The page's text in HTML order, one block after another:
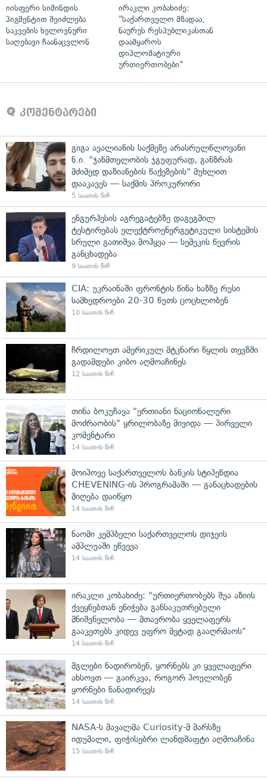
იისფერი სიმინდის
პიგმენტით შეიძლება
საკვების ხელოვნური
საღებავი ჩაანაცვლონ
ირაკლი კობახიძე:
"საქართველო მზადაა,
ნაურუს რესპუბლიკასთან
დაამყაროს
დიპლომატიური
ურთიერთობები"
კომენტარები
გიგა ავალიანის საქმეზე არასრულწლოვანი
ნ.ი. "ჯანმთელობის ჯგუფურად, განზრახ
მძიმედ დაზიანების წაქეზების" მუხლით
დააკავეს — საქმის პროკურორი
5 საათის წინ
ენგურჰესის აგრეგატებზე დაგეგმილ
ტესტირებას ელექტროენერგეტიკული სისტემის
სრული გათიშვა მოჰყვა — სემეკის წევრის
განცხადება
9 საათის წინ
CIA: უკრაინაში ფრონტის წინა ხაზზე რუსი
სამხედროები 20-30 წუთს ცოცხლობენ
10 საათის წინ
ჩრდილოეთ ამერიკულ მტკნარი წყლის თევზში
გადამდები კიბო აღმოაჩინეს
12 საათის წინ
თინა ბოკუჩავა "ერთიანი ნაციონალური
მოძრაობის" ყრილობაზე მივიდა — პირველი
კომენტარი
14 საათის წინ
მოიპოვე საქართველოს ბანკის სტიპენდია
CHEVENING-ის პროგრამაში — განაცხადების
მიღება დაიწყო
14 საათის წინ
ნაომი კემპბელი საქართველოს დიჯეის
ამპლუაში ეწვევა
14 საათის წინ
ირაკლი კობახიძე: "ურთიერთობებს შუა აზიის
ქვეყნებთან ენიჭება განსაკუთრებული
მნიშვნელობა — მთავრობა ყველაფერს
გააკეთებს კიდევ უფრო მეტად გააღრმაოს"
14 საათის წინ
მგლები ნადირობენ, ყორნებს კი ყველაფერი
ახსოვთ — გაირკვა, როგორ პოულობენ
ყორნები ნანადირევს
14 საათის წინ
NASA-ს მავალმა Curiosity-მ მარსზე
იდუმალი, ფიჭისებრი ლანდშაფტი აღმოაჩინა
15 საათის წინ